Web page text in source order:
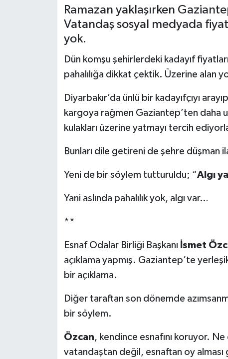
Ramazan yaklaşırken
Vatandaş sosyal medyada
yok.
Dün komşu şehirlerdeki kadayıf
pahalılığa dikkat çektik. Üzerine alan
Diyarbakır’da ünlü bir kadayıfçıyı
kargoya rağmen Gaziantep’ten daha
kulakları üzerine yatmayı tercih
Bunları dile getireni de şehre düşman
Yeni de bir söylem tutturuldu; “Algı
Yani aslında pahalılık yok, algı var…
**
Esnaf Odalar Birliği Başkanı İsmet
açıklama yapmış. Gaziantep’te
bir açıklama.
Diğer taraftan son dönemde
bir söylem.
Özcan, kendince esnafını koruyor.
vatandaştan değil, esnaftan oy alması
Resmi İlanlar
Teknoloji
Video Haber
Yeme-İçme